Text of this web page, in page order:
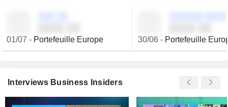
01/07 - Portefeuille Europe 30/06- Portefeuille
Interviews Business Insiders